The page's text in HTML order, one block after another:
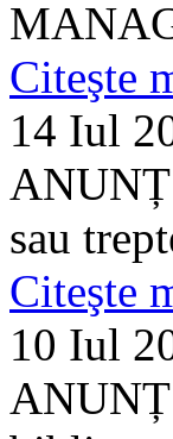
Citeşte
14 Iul
ANUNȚ
sau
Citeşte
10 Iul
ANUNȚ